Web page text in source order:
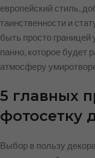
европейский стиль,
таинственности и
быть просто
панно, которое будет
атмосферу
5 главных
фотосетку
Выбор в пользу